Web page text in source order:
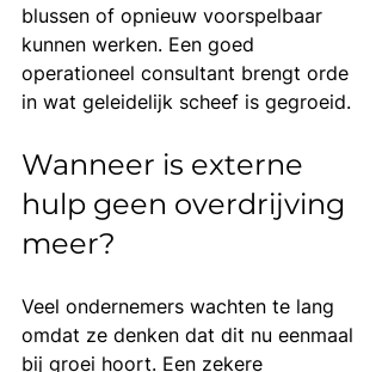
blussen of opnieuw voorspelbaar
kunnen werken. Een goed
operationeel consultant brengt orde
in wat geleidelijk scheef is gegroeid.
Wanneer is externe
hulp geen overdrijving
meer?
Veel ondernemers wachten te lang
omdat ze denken dat dit nu eenmaal
bij groei hoort. Een zekere